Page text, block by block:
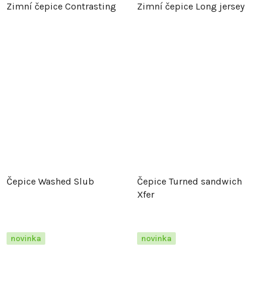
Zimní čepice Contrasting Zimní čepice Long jersey
Čepice Washed Slub
Čepice Turned sandwich
Xfer
novinka novinka